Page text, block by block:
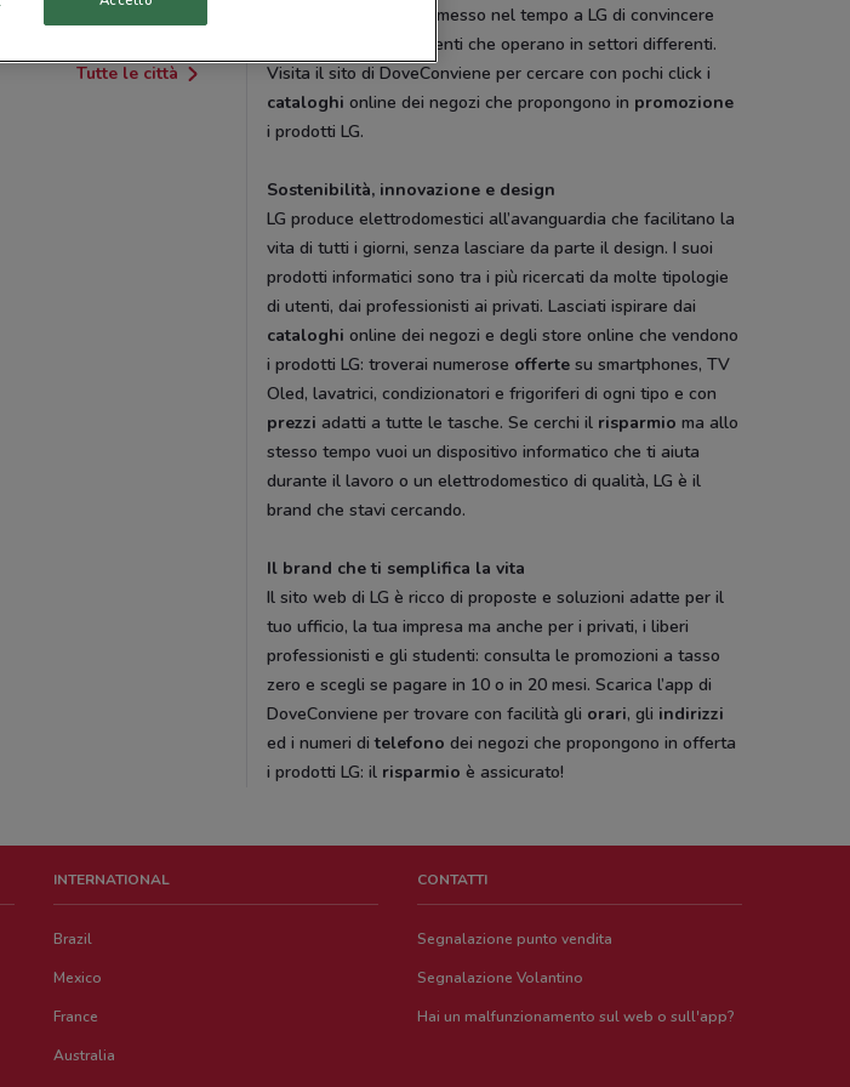
Tutte le città
energetico, hanno permesso nel tempo a LG di convincere
diverse tipologie di clienti che operano in settori differenti.
Visita il sito di DoveConviene per cercare con pochi click i
cataloghi online dei negozi che propongono in promozione
i prodotti LG.
Sostenibilità, innovazione e design
LG produce elettrodomestici all’avanguardia che facilitano la
vita di tutti i giorni, senza lasciare da parte il design. I suoi
prodotti informatici sono tra i più ricercati da molte tipologie
di utenti, dai professionisti ai privati. Lasciati ispirare dai
cataloghionline dei negozi e degli store online che vendono
i prodotti LG: troverai numerose offerte su smartphones, TV
Oled, lavatrici, condizionatori e frigoriferi di ogni tipo e con
prezzi adatti a tutte le tasche. Se cerchi il risparmio ma allo
stesso tempo vuoi un dispositivo informatico che ti aiuta
durante il lavoro o un elettrodomestico di qualità, LG è il
brand che stavi cercando.
Il brand che ti semplifica la vita
Il sito web di LG è ricco di proposte e soluzioni adatte per il
tuo ufficio, la tua impresa ma anche per i privati, i liberi
professionisti e gli studenti: consulta le promozioni a tasso
zero e scegli se pagare in 10 o in 20 mesi. Scarica l’app di
DoveConviene per trovare con facilità gli orari, gli indirizzi
ed i numeri ditelefono dei negozi che propongono in offerta
i prodotti LG: il risparmio è assicurato!
INTERNATIONAL
Brazil
Mexico
France
Australia
CONTATTI
Segnalazione punto vendita
Segnalazione Volantino
Hai un malfunzionamento sul web o sull'app?